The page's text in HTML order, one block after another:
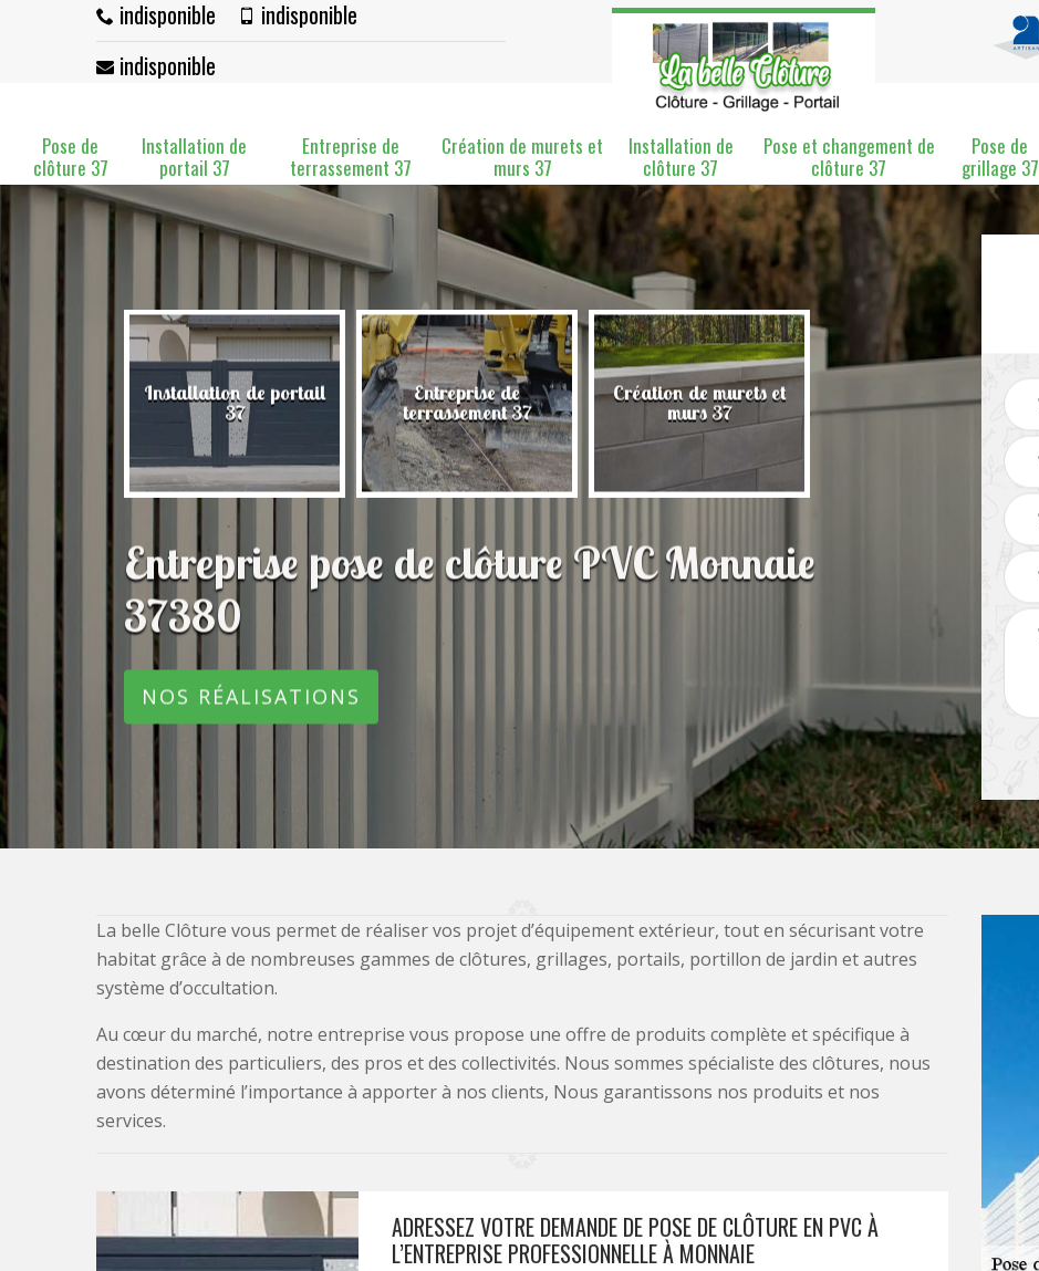
indisponible
indisponible
indisponible
Pose de
clôture 37
Installation de
portail 37
Entreprise de
terrassement 37
Création de murets et
murs 37
Installation de
clôture 37
Pose et changement de
clôture 37
Pose de
grillage 37
37 Installation de portail
37
Entreprise de
terrassement 37
Création de murets et
murs 37
Installation de clôture
37
Entreprise pose de clôture PVC Monnaie
37380
NOS RÉALISATIONS
La belle Clôture vous permet de réaliser vos projet d’équipement extérieur, tout en sécurisant votre
habitat grâce à de nombreuses gammes de clôtures, grillages, portails, portillon de jardin et autres
système d’occultation.
Au cœur du marché, notre entreprise vous propose une offre de produits complète et spécifique à
destination des particuliers, des pros et des collectivités. Nous sommes spécialiste des clôtures, nous
avons déterminé l’importance à apporter à nos clients, Nous garantissons nos produits et nos
services.
ADRESSEZ VOTRE DEMANDE DE POSE DE CLÔTURE EN PVC À
L’ENTREPRISE PROFESSIONNELLE À MONNAIE